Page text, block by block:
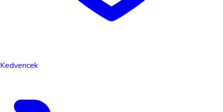
Kedvencek